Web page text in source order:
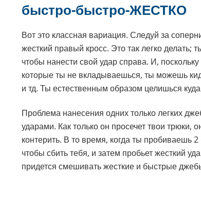
быстро-быстро-ЖЕСТКО
Вот это классная вариация. Следуй за
жесткий правый кросс. Это так легко
чтобы нанести свой удар справа. И,
которые ты не вкладываешься, ты можешь
и тд. Ты естественным образом целишься
Проблема нанесения одних только легких
ударами. Как только он просечет твои трюки,
контерить. В то время, когда ты пробиваешь
чтобы сбить тебя, и затем пробьет жесткий
придется смешивать жесткие и быстрые